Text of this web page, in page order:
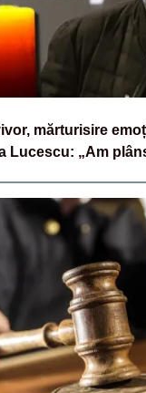
mărturisire
Lucescu: „Am